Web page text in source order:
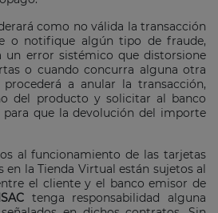
como no válida la transacción
o notifique algún tipo de fraude,
un error sistémico que distorsione
o cuando concurra alguna otra
a anular la transacción,
del producto y solicitar al banco
que la devolución del importe
al funcionamiento de las tarjetas
en la Tienda Virtual están sujetos al
el cliente y el banco emisor de
tenga responsabilidad alguna